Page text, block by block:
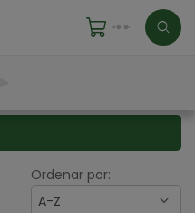
Ordenar por:
A-Z